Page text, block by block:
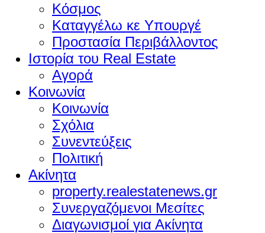
Κόσμος
Καταγγέλω κε Υπουργέ
Προστασία Περιβάλλοντος
Ιστορία του Real Estate
Αγορά
Κοινωνία
Κοινωνία
Σχόλια
Συνεντεύξεις
Πολιτική
Ακίνητα
property.realestatenews.gr
Συνεργαζόμενοι Μεσίτες
Διαγωνισμοί για Ακίνητα